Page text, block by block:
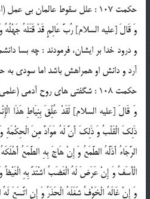
حكمت 107 : علل سقوط عالمان بى عمل (اخلاقى ، علمى)
وَ قَالَ [عليه السلام] رُبَّ عَالِمٍ قَدْ قَتَلَهُ جَهْلُهُ
و درود خدا بر ایشان، فرمودند : چه بسا
آرد و دانش او همراهش باشد اما سودى به
حكمت 108 : شگفتى هاى روح آدمى (علمى)
وَ قَالَ [عليه السلام] لَقَدْ عُلِّقَ بِنِيَاطِ هَذَا
ذَلِكَ الْقَلْبُ وَ ذَلِكَ أَنَّ لَهُ مَوَادَّ مِنَ الْحِكْمَةِ
الرَّجَاءُ أَذَلَّهُ الطَّمَعُ وَ إِنْ هَاجَ بِهِ الطَّمَعُ
الْأَسَفُ وَ إِنْ عَرَضَ لَهُ الْغَضَبُ اشْتَدَّ بِهِ
وَ إِنْ غَالَهُ الْخَوْفُ شَغَلَهُ الْحَذَرُ وَ إِنِ اتَّسَعَ لَهُ